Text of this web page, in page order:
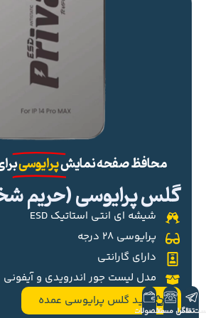
محافظ صفحه نمایشپرایوسی
گلس پرایوسی (حریم
شیشه ای انتی استاتیک ESD
پرایوسی ۲۸ درجه
دارای گارانتی
مدل لیست جور اندرویدی و آیفونی
خرید گلس پرایوسی عمده
تلگرام
تماس مستقیم
محصولات